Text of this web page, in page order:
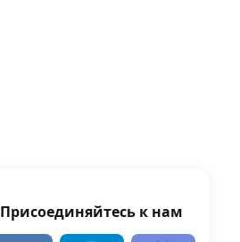
Присоединяйтесь к нам